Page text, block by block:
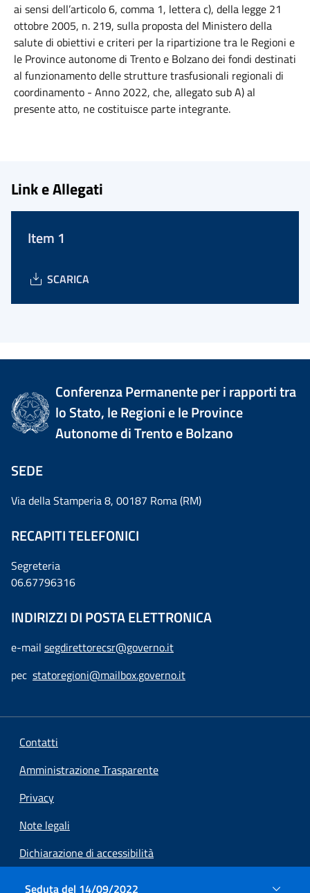
ai sensi dell’articolo 6, comma 1, lettera c), della legge 21
ottobre 2005, n. 219, sulla proposta del Ministero della
salute di obiettivi e criteri per la ripartizione tra le Regioni e
le Province autonome di Trento e Bolzano dei fondi destinati
al funzionamento delle strutture trasfusionali regionali di
coordinamento - Anno 2022, che, allegato sub A) al
presente atto, ne costituisce parte integrante.
Seduta del 14/09/2022
Link e Allegati
Item 1
SCARICA
Conferenza Permanente per i rapporti tra
lo Stato, le Regioni e le Province
Autonome di Trento e Bolzano
SEDE
Via della Stamperia 8, 00187 Roma (RM)
RECAPITI TELEFONICI
Segreteria
06.67796316
INDIRIZZI DI POSTA ELETTRONICA
e-mail segdirettorecsr@governo.it
pec statoregioni@mailbox.governo.it
Contatti
Amministrazione Trasparente
Privacy
Note legali
Dichiarazione di accessibilità
Preferenze cookie